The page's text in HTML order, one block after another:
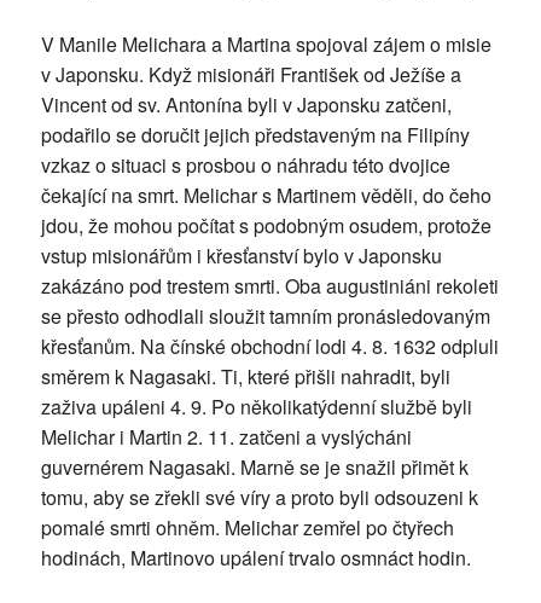
V Manile Melichara a Martina spojoval zájem o misie
v Japonsku. Když misionáři František od Ježíše a
Vincent od sv. Antonína byli v Japonsku zatčeni,
podařilo se doručit jejich představeným na Filipíny
vzkaz o situaci s prosbou o náhradu této dvojice
čekající na smrt. Melichar s Martinem věděli, do čeho
jdou, že mohou počítat s podobným osudem, protože
vstup misionářům i křesťanství bylo v Japonsku
zakázáno pod trestem smrti. Oba augustiniáni rekoleti
se přesto odhodlali sloužit tamním pronásledovaným
křesťanům. Na čínské obchodní lodi 4. 8. 1632 odpluli
směrem k Nagasaki. Ti, které přišli nahradit, byli
zaživa upáleni 4. 9. Po několikatýdenní službě byli
Melichar i Martin 2. 11. zatčeni a vyslýcháni
guvernérem Nagasaki. Marně se je snažil přimět k
tomu, aby se zřekli své víry a proto byli odsouzeni k
pomalé smrti ohněm. Melichar zemřel po čtyřech
hodinách, Martinovo upálení trvalo osmnáct hodin.